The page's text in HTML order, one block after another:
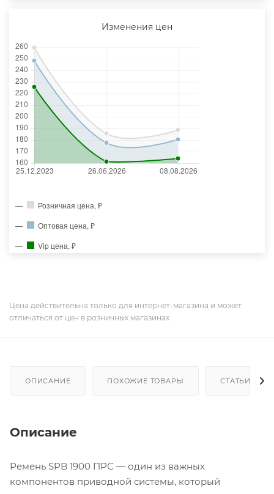
Изменения цен
Розничная цена, ₽
Оптовая цена, ₽
Vip цена, ₽
Цена действительна только для интернет-магазина и может
отличаться от цен в розничных магазинах
ОПИСАНИЕ ПОХОЖИЕ ТОВАРЫ СТАТЬИ
Описание
Ремень SPB 1900 ПРС — один из важных
компонентов приводной системы, который